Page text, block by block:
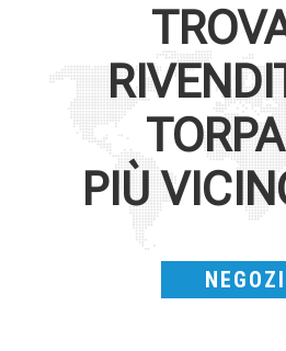
PIÙ
NEGOZI